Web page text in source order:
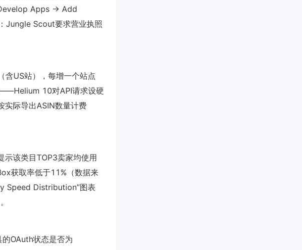
Apps → Add
Jungle Scout要求营业执照
含US站），每增一个站点
10对API请求设硬
实际导出ASIN数量计费
示该类目TOP3卖家均使用
获取率低于11%（数据来
Speed Distribution”图表
OAuth状态是否为